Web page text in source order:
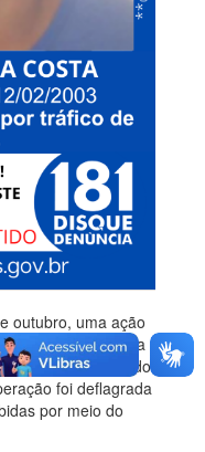
outubro, uma ação
Batalhão da Polícia
um homem foragido
foi deflagrada
por meio do